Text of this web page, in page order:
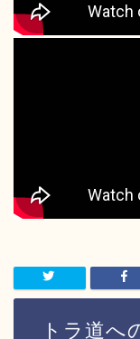
トラ道へ